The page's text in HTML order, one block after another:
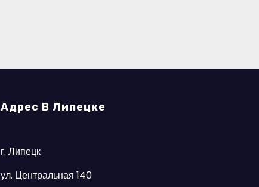
Адрес В Липецке
г. Липецк
ул. Центральная 140